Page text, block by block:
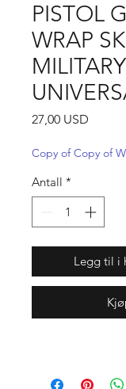
PISTOL
WRAP
27,00 USD
Copy of Copy of
Antall *
Legg til i